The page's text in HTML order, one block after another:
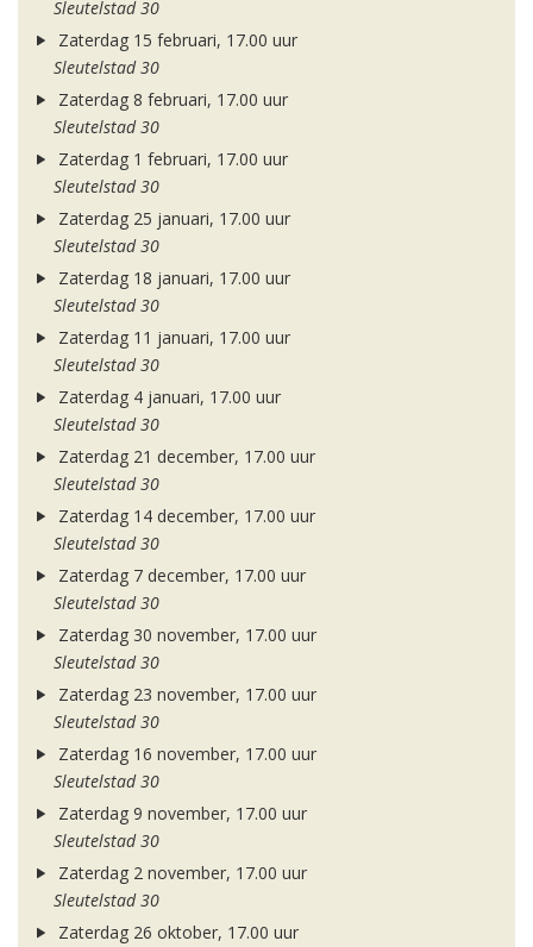
Sleutelstad 30
Zaterdag 15 februari, 17.00 uur
Sleutelstad 30
Zaterdag 8 februari, 17.00 uur
Sleutelstad 30
Zaterdag 1 februari, 17.00 uur
Sleutelstad 30
Zaterdag 25 januari, 17.00 uur
Sleutelstad 30
Zaterdag 18 januari, 17.00 uur
Sleutelstad 30
Zaterdag 11 januari, 17.00 uur
Sleutelstad 30
Zaterdag 4 januari, 17.00 uur
Sleutelstad 30
Zaterdag 21 december, 17.00 uur
Sleutelstad 30
Zaterdag 14 december, 17.00 uur
Sleutelstad 30
Zaterdag 7 december, 17.00 uur
Sleutelstad 30
Zaterdag 30 november, 17.00 uur
Sleutelstad 30
Zaterdag 23 november, 17.00 uur
Sleutelstad 30
Zaterdag 16 november, 17.00 uur
Sleutelstad 30
Zaterdag 9 november, 17.00 uur
Sleutelstad 30
Zaterdag 2 november, 17.00 uur
Sleutelstad 30
Zaterdag 26 oktober, 17.00 uur